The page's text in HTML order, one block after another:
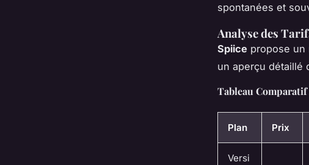
spontanées et
Analyse des
Spiice propose un
un aperçu détaillé
Tableau Comparatif
Plan Prix
Versi